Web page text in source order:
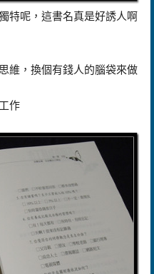
特呢，這書名真是好誘人啊
維，換個有錢人的腦袋來做
作